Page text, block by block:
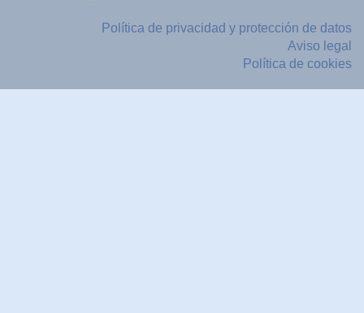
Política de privacidad y protección de datos
Aviso legal
Política de cookies